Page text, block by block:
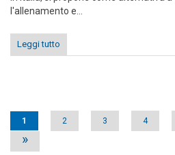
l'allenamento e...
Leggi tutto
Pages
1 2 3 4
»